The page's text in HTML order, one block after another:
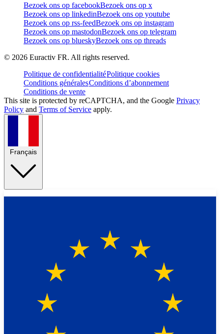
Bezoek ons op facebookBezoek ons op x
Bezoek ons op linkedinBezoek ons op youtube
Bezoek ons op rss-feedBezoek ons op instagram
Bezoek ons op mastodonBezoek ons op telegram
Bezoek ons op blueskyBezoek ons op threads
© 2026 Euractiv FR. All rights reserved.
Politique de confidentialitéPolitique cookies
Conditions généralesConditions d’abonnement
Conditions de vente
This site is protected by reCAPTCHA, and the Google Privacy
Policy and Terms of Service apply.
Français